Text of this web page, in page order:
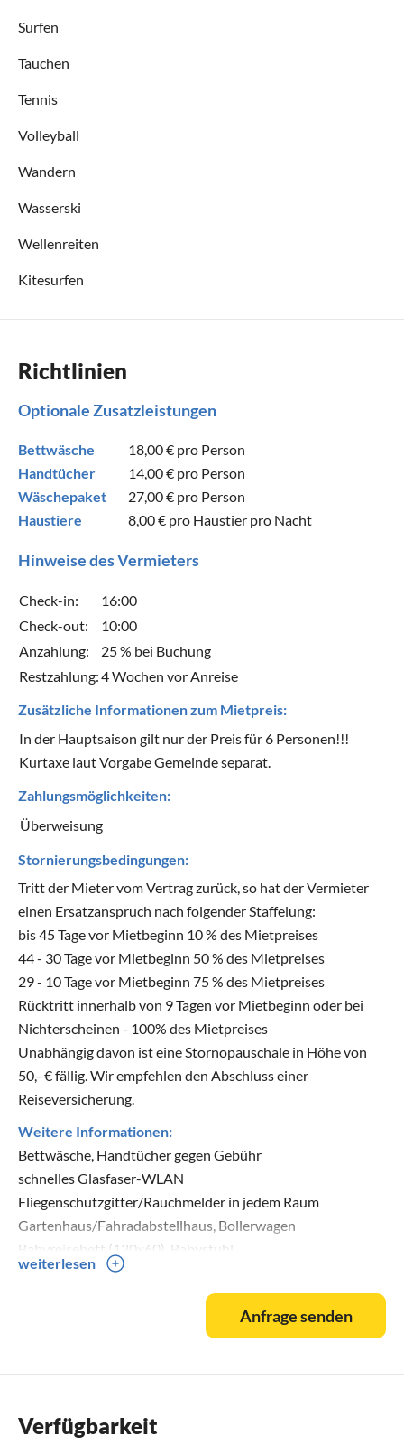
Surfen
Tauchen
Tennis
Volleyball
Wandern
Wasserski
Wellenreiten
Kitesurfen
Richtlinien
Optionale Zusatzleistungen
Bettwäsche 18,00 € pro Person
Handtücher
14,00 € pro Person
Wäschepaket
27,00 € pro Person
Haustiere
8,00 € pro Haustier pro Nacht
Hinweise des Vermieters
Check-in:
16:00
Check-out:
10:00
Anzahlung:
25 % bei Buchung
Restzahlung:4 Wochen vor Anreise
Zusätzliche Informationen zum Mietpreis:
In der Hauptsaison gilt nur der Preis für 6 Personen!!!
Kurtaxe laut Vorgabe Gemeinde separat.
Zahlungsmöglichkeiten:
Überweisung
Stornierungsbedingungen:
Tritt der Mieter vom Vertrag zurück, so hat der Vermieter
einen Ersatzanspruch nach folgender Staffelung:
bis 45 Tage vor Mietbeginn 10 % des Mietpreises
44 - 30 Tage vor Mietbeginn 50 % des Mietpreises
29 - 10 Tage vor Mietbeginn 75 % des Mietpreises
Rücktritt innerhalb von 9 Tagen vor Mietbeginn oder bei
Nichterscheinen - 100% des Mietpreises
Unabhängig davon ist eine Stornopauschale in Höhe von
50,- € fällig. Wir empfehlen den Abschluss einer
Reiseversicherung.
Weitere Informationen:
Bettwäsche, Handtücher gegen Gebühr
schnelles Glasfaser-WLAN
Fliegenschutzgitter/Rauchmelder in jedem Raum
Gartenhaus/Fahradabstellhaus, Bollerwagen
Babyreisebett (120x60), Babystuhl
Nichtraucherhaus, Hund erlaubt
mehr Infos unteroder 01739998699
weiterlesen
Anfrage senden
Verfügbarkeit